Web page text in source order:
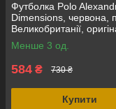
Футболка Polo
Dimensions, червона,
Великобританії,
Менше 3 од.
584 ₴ 730 ₴
Купити